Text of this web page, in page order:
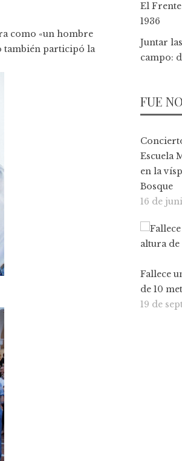
como «un hombre
también participó la
El
1936
Juntar
campo:
FUE
Escuela
en la
Bosque
16 de
Fallece
de 10
19 de